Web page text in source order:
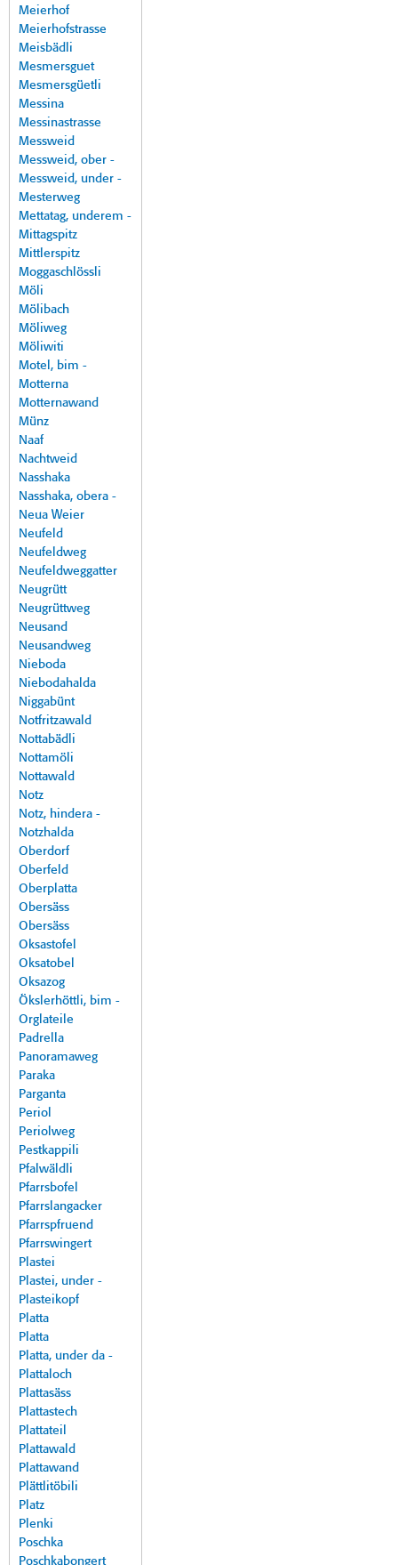
Meierhof
Meierhofstrasse
Meisbädli
Mesmersguet
Mesmersgüetli
Messina
Messinastrasse
Messweid
Messweid, ober -
Messweid, under -
Mesterweg
Mettatag, underem -
Mittagspitz
Mittlerspitz
Moggaschlössli
Möli
Mölibach
Möliweg
Möliwiti
Motel, bim -
Motterna
Motternawand
Münz
Naaf
Nachtweid
Nasshaka
Nasshaka, obera -
Neua Weier
Neufeld
Neufeldweg
Neufeldweggatter
Neugrütt
Neugrüttweg
Neusand
Neusandweg
Nieboda
Niebodahalda
Niggabünt
Notfritzawald
Nottabädli
Nottamöli
Nottawald
Notz
Notz, hindera -
Notzhalda
Oberdorf
Oberfeld
Oberplatta
Obersäss
Obersäss
Oksastofel
Oksatobel
Oksazog
Ökslerhöttli, bim -
Orglateile
Padrella
Panoramaweg
Paraka
Parganta
Periol
Periolweg
Pestkappili
Pfalwäldli
Pfarrsbofel
Pfarrslangacker
Pfarrspfruend
Pfarrswingert
Plastei
Plastei, under -
Plasteikopf
Platta
Platta
Platta, under da -
Plattaloch
Plattasäss
Plattastech
Plattateil
Plattawald
Plattawand
Plättlitöbili
Platz
Plenki
Poschka
Poschkabongert